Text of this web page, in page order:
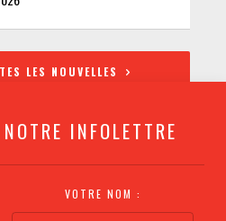
INFOLETTRE
VOTRE NOM :
LES NOUVELLES